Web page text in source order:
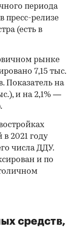
периода
пресс-релизе
(есть в
рынке
7,15 тыс.
Показатель на
и на 2,1% —
2021 году
числа ДДУ.
и по
средств,